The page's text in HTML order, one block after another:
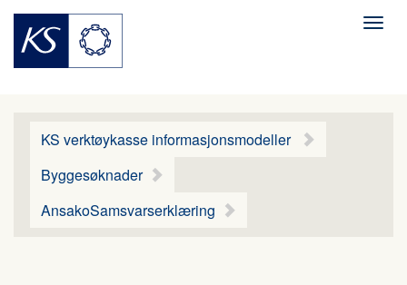
Meny
KS verktøykasse informasjonsmodeller
Byggesøknader
AnsakoSamsvarserklæring